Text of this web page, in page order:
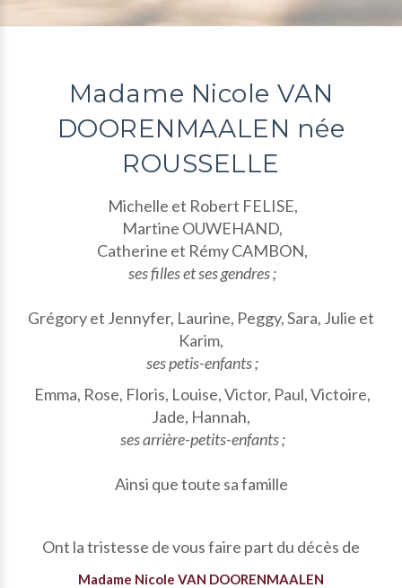
Madame Nicole VAN
DOORENMAALEN née
ROUSSELLE
Michelle et Robert FELISE,
Martine OUWEHAND,
Catherine et Rémy CAMBON,
ses filles et ses gendres ;
Grégory et Jennyfer, Laurine, Peggy, Sara, Julie et
Karim,
ses petis-enfants ;
Emma, Rose, Floris, Louise, Victor, Paul, Victoire,
Jade, Hannah,
ses arrière-petits-enfants ;
Ainsi que toute sa famille
Ont la tristesse de vous faire part du décès de
Madame Nicole VAN DOORENMAALEN